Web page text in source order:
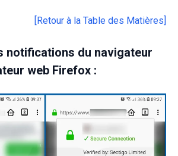
[Retour à la Table des Matières]
notifications du navigateur
web Firefox :